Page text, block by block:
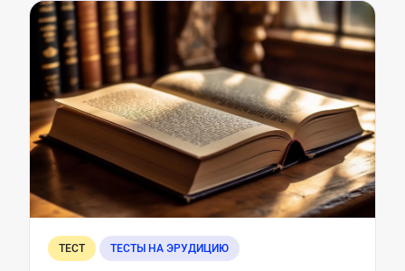
ТЕСТ ТЕСТЫ НА ЭРУДИЦИЮ